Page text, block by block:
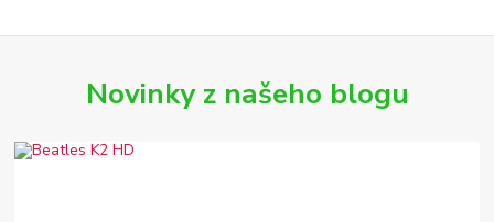
Novinky z našeho blogu